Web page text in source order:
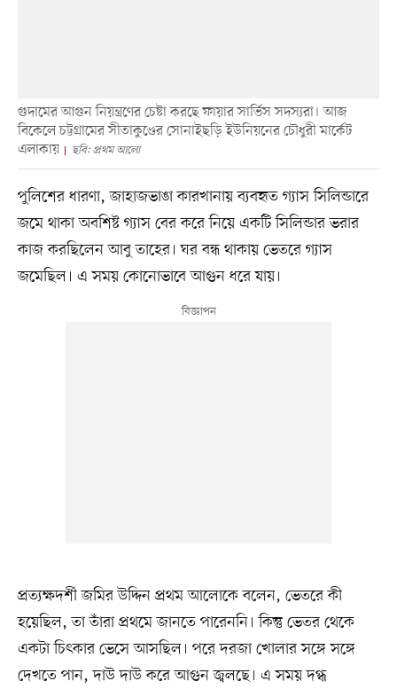
গুদামের আগুন নিয়ন্ত্রণের চেষ্টা করছে ফায়ার সার্ভিস সদস্যরা। আজ
বিকেলে চট্টগ্রামের সীতাকুণ্ডের সোনাইছড়ি ইউনিয়নের চৌধুরী মার্কেট
এলাকায়
ছবি: প্রথম আলো
পুলিশের ধারণা, জাহাজভাঙা কারখানায় ব্যবহৃত গ্যাস সিলিন্ডারে
জমে থাকা অবশিষ্ট গ্যাস বের করে নিয়ে একটি সিলিন্ডার ভরার
কাজ করছিলেন আবু তাহের। ঘর বন্ধ থাকায় ভেতরে গ্যাস
জমেছিল। এ সময় কোনোভাবে আগুন ধরে যায়।
প্রত্যক্ষদর্শী জমির উদ্দিন প্রথম আলোকে বলেন, ভেতরে কী
হয়েছিল, তা তাঁরা প্রথমে জানতে পারেননি। কিন্তু ভেতর থেকে
একটা চিৎকার ভেসে আসছিল। পরে দরজা খোলার সঙ্গে সঙ্গে
দেখতে পান, দাউ দাউ করে আগুন জ্বলছে। এ সময় দগ্ধ